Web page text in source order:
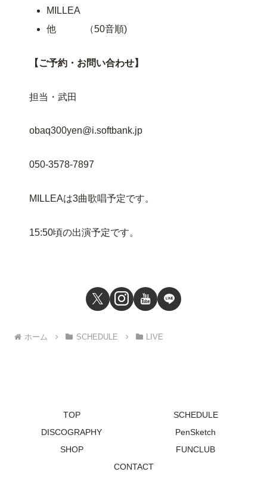
MILLEA
他 （50音順)
【ご予約・お問い合わせ】
担当・武田
obaq300yen@i.softbank.jp
050-3578-7897
MILLEAは3曲歌唱予定です。
15:50頃の出演予定です。
ホーム SCHEDULE LIVE
TOP
SCHEDULE
DISCOGRAPHY
PenSketch
SHOP
FUNCLUB
CONTACT